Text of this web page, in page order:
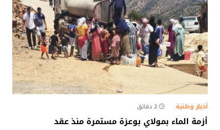
أخبار وطنية 2 دقائق
أزمة الماء بمولاي بوعزة مستمرة منذ عقد